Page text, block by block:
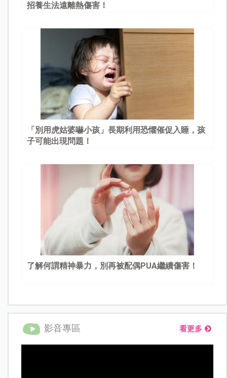
招養生法遠離熱傷害！
「別用虎姑婆嚇小孩」長期利用恐懼催促入睡，孩
子可能出現問題！
了解何謂精神暴力，別再被配偶PUA繼續傷害！
影音專區 看更多